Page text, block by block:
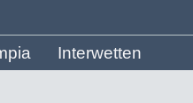
Interwetten